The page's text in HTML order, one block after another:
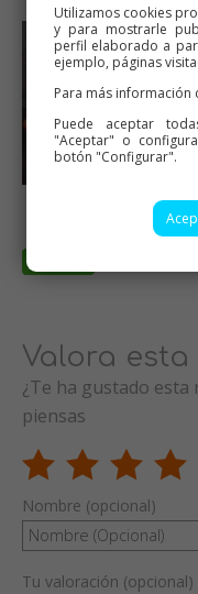
Valora esta
¿Te ha gustado esta
piensas
Nombre (opcional)
Tu valoración (opcional)
Utilizamos cookies
y para mostrarle
perfil elaborado a
ejemplo, páginas
Para más información
Puede aceptar
"Aceptar" o
botón "Configurar".